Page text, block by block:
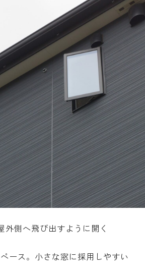
側へ飛び出すように開く
ース。小さな窓に採用しやすい